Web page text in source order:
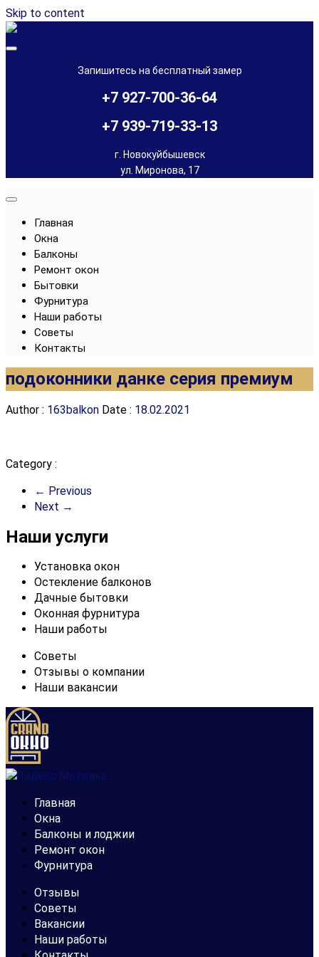
Skip to content
Остекление балконов и лоджий, установка окон в
Запишитесь на бесплатный замер
+7 927-700-36-64
+7 939-719-33-13
г. Новокуйбышевск
ул. Миронова, 17
Главная
Окна
Балконы
Ремонт окон
Бытовки
Фурнитура
Наши работы
Советы
Контакты
подоконники данке серия премиум
Author : 163balkon Date : 18.02.2021
Category :
← Previous
Next →
Наши услуги
Установка окон
Остекление балконов
Дачные бытовки
Оконная фурнитура
Наши работы
Советы
Отзывы о компании
Наши вакансии
Главная
Окна
Балконы и лоджии
Ремонт окон
Фурнитура
Отзывы
Советы
Вакансии
Наши работы